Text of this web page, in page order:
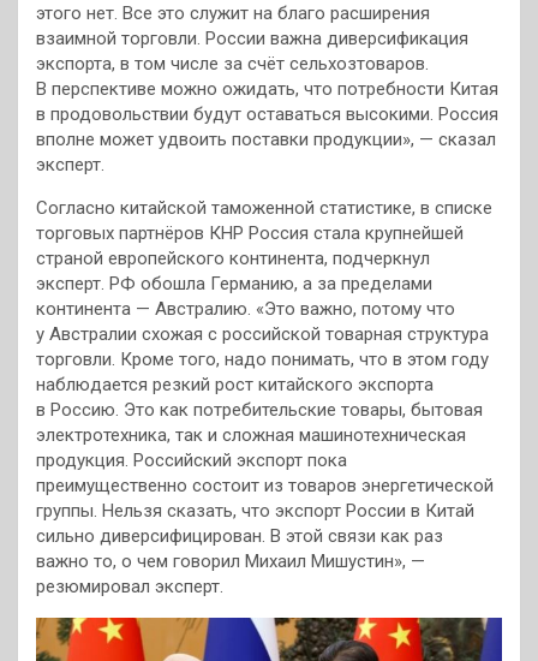
этого нет. Все это служит на благо расширения
взаимной торговли. России важна диверсификация
экспорта, в том числе за счёт сельхозтоваров.
В перспективе можно ожидать, что потребности Китая
в продовольствии будут оставаться высокими. Россия
вполне может удвоить поставки продукции», — сказал
эксперт.
Согласно китайской таможенной статистике, в списке
торговых партнёров КНР Россия стала крупнейшей
страной европейского континента, подчеркнул
эксперт. РФ обошла Германию, а за пределами
континента — Австралию. «Это важно, потому что
у Австралии схожая с российской товарная структура
торговли. Кроме того, надо понимать, что в этом году
наблюдается резкий рост китайского экспорта
в Россию. Это как потребительские товары, бытовая
электротехника, так и сложная машинотехническая
продукция. Российский экспорт пока
преимущественно состоит из товаров энергетической
группы. Нельзя сказать, что экспорт России в Китай
сильно диверсифицирован. В этой связи как раз
важно то, о чем говорил Михаил Мишустин», —
резюмировал эксперт.